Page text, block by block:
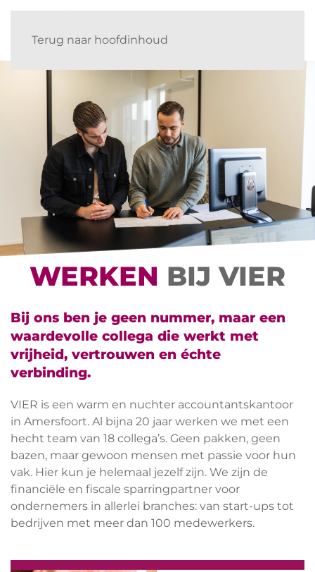
Terug naar hoofdinhoud
WERKEN BIJ VIER
Bij ons ben je geen nummer, maar een
waardevolle collega die werkt met
vrijheid, vertrouwen en échte
verbinding.
VIER is een warm en nuchter accountantskantoor
in Amersfoort. Al bijna 20 jaar werken we met een
hecht team van 18 collega’s. Geen pakken, geen
bazen, maar gewoon mensen met passie voor hun
vak. Hier kun je helemaal jezelf zijn. We zijn de
financiële en fiscale sparringpartner voor
ondernemers in allerlei branches: van start-ups tot
bedrijven met meer dan 100 medewerkers.